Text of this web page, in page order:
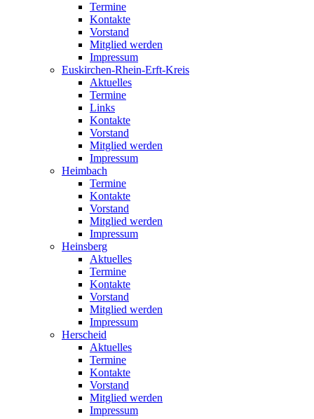
Termine
Kontakte
Vorstand
Mitglied werden
Impressum
Euskirchen-Rhein-Erft-Kreis
Aktuelles
Termine
Links
Kontakte
Vorstand
Mitglied werden
Impressum
Heimbach
Termine
Kontakte
Vorstand
Mitglied werden
Impressum
Heinsberg
Aktuelles
Termine
Kontakte
Vorstand
Mitglied werden
Impressum
Herscheid
Aktuelles
Termine
Kontakte
Vorstand
Mitglied werden
Impressum